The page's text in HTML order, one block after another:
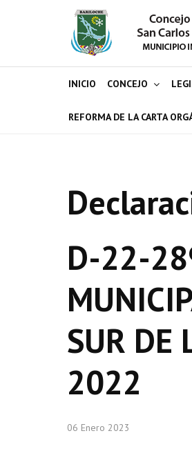
INICIO CONCEJO
REFORMA DE LA CARTA
D-22-
SUR DE
2022
06 Enero 2023